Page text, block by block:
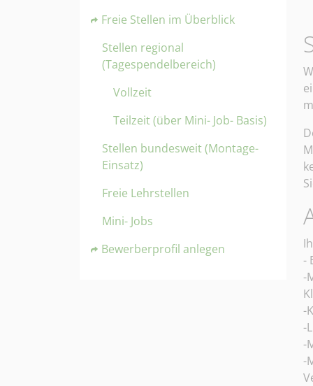
Freie Stellen im Überblick
Stellen regional
(Tagespendelbereich)
Vollzeit
Teilzeit (über Mini- Job- Basis)
Stellen bundesweit (Montage-
Einsatz)
Freie Lehrstellen
Mini- Jobs
Bewerberprofil anlegen
-
-
-
-
-
-